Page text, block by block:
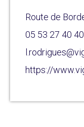
Route de
05 53 27 40 40
https://